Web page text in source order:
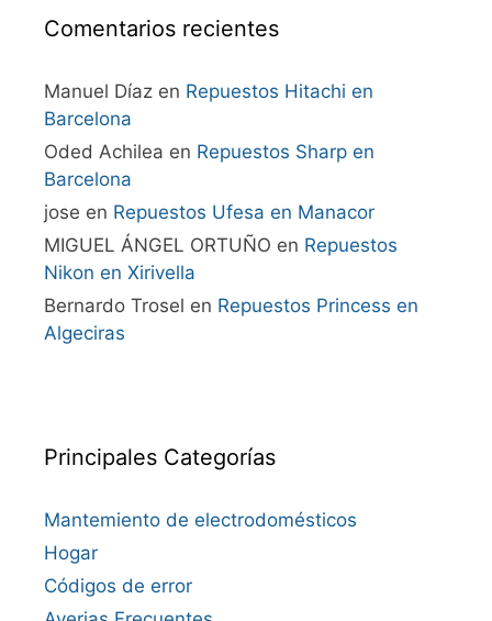
Comentarios recientes
Manuel Díaz en Repuestos Hitachi en
Barcelona
Oded Achilea en Repuestos Sharp en
Barcelona
jose en Repuestos Ufesa en Manacor
MIGUEL ÁNGEL ORTUÑO en Repuestos
Nikon en Xirivella
Bernardo Trosel en Repuestos Princess en
Algeciras
Principales Categorías
Mantemiento de electrodomésticos
Hogar
Códigos de error